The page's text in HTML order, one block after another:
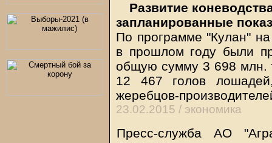
Развитие
запланированные
По программе "Кулан" на
в прошлом году были
общую сумму 3 698 млн.
12 467 голов
жеребцов-
23.02.2015 / экономика
Пресс-служба АО